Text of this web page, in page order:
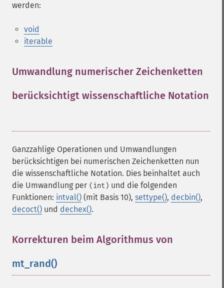
werden:
void
iterable
Umwandlung numerischer Zeichenketten
berücksichtigt wissenschaftliche Notation
Ganzzahlige Operationen und Umwandlungen
berücksichtigen bei numerischen Zeichenketten nun
die wissenschaftliche Notation. Dies beinhaltet auch
die Umwandlung per (int) und die folgenden
Funktionen: intval() (mit Basis 10), settype(), decbin(),
decoct() und dechex().
Korrekturen beim Algorithmus von
mt_rand()